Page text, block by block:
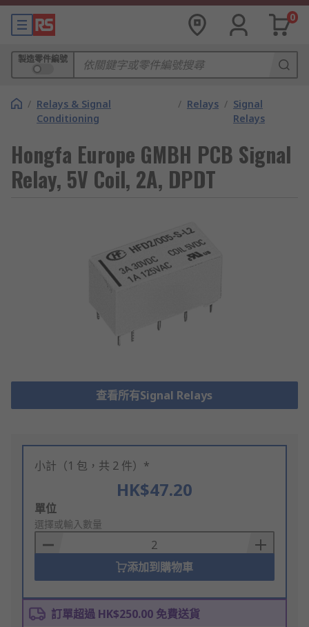
0
製造零件編號
/ Relays & Signal
Conditioning
/ Relays / Signal
Relays
Hongfa Europe GMBH PCB Signal
Relay, 5V Coil, 2A, DPDT
查看所有Signal Relays
小計（1 包，共 2 件）*
HK$47.20
Add
to
Basket
單位
選擇或輸入數量
添加到購物車
訂單超過 HK$250.00 免費送貨